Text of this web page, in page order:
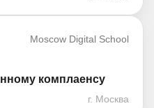
Moscow Digital School
комплаенсу
г. Москва